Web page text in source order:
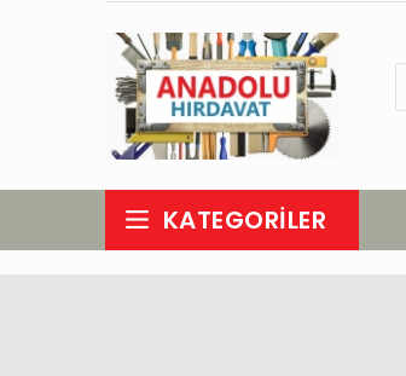
KATEGORILER